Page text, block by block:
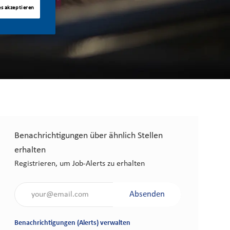
Benachrichtigungen über ähnlich Stellen
erhalten
Registrieren, um Job-Alerts zu erhalten
Absenden
Benachrichtigungen (Alerts) verwalten
akzeptieren